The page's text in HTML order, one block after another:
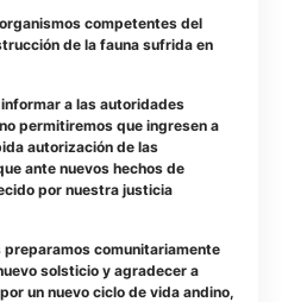
competentes del
de la fauna sufrida en
a las autoridades
permitiremos que ingresen a
autorización de las
ante nuevos hechos de
por nuestra justicia
preparamos comunitariamente
solsticio y agradecer a
un nuevo ciclo de vida andino,